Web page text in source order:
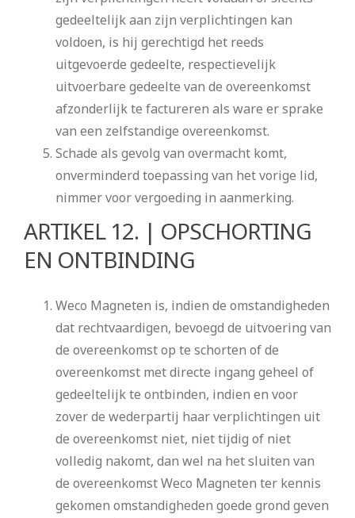
gedeeltelijk aan zijn verplichtingen kan
voldoen, is hij gerechtigd het reeds
uitgevoerde gedeelte, respectievelijk
uitvoerbare gedeelte van de overeenkomst
afzonderlijk te factureren als ware er sprake
van een zelfstandige overeenkomst.
Schade als gevolg van overmacht komt,
onverminderd toepassing van het vorige lid,
nimmer voor vergoeding in aanmerking.
ARTIKEL 12. | OPSCHORTING
EN ONTBINDING
Weco Magneten is, indien de omstandigheden
dat rechtvaardigen, bevoegd de uitvoering van
de overeenkomst op te schorten of de
overeenkomst met directe ingang geheel of
gedeeltelijk te ontbinden, indien en voor
zover de wederpartij haar verplichtingen uit
de overeenkomst niet, niet tijdig of niet
volledig nakomt, dan wel na het sluiten van
de overeenkomst Weco Magneten ter kennis
gekomen omstandigheden goede grond geven